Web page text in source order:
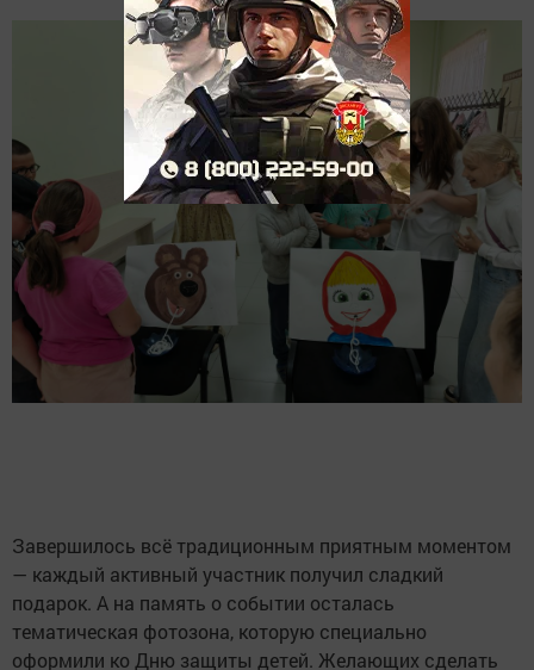
Завершилось всё традиционным приятным моментом
— каждый активный участник получил сладкий
подарок. А на память о событии осталась
тематическая фотозона, которую специально
оформили ко Дню защиты детей. Желающих сделать